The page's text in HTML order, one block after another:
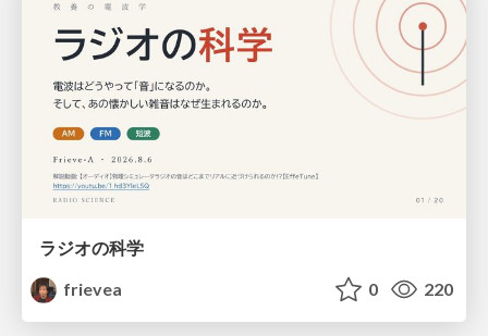
ラジオの科学
frievea
0 220